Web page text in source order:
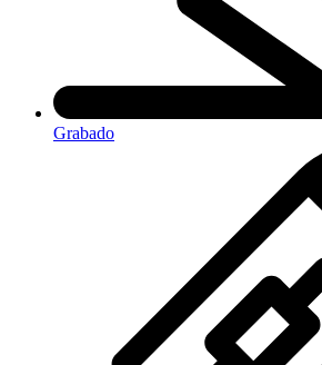
Grabado